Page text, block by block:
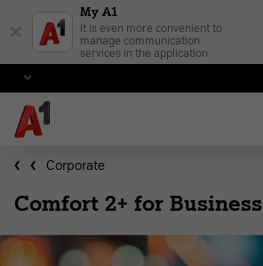
My A1
It is even more convenient to
manage communication
services in the application
Corporate
Comfort 2+ for Business